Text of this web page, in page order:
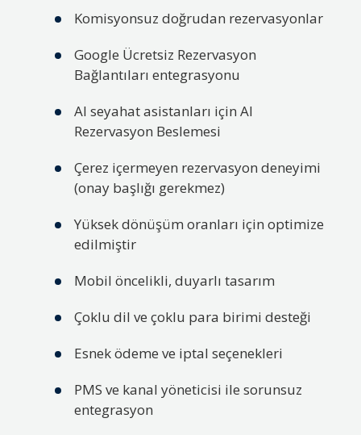
Komisyonsuz doğrudan rezervasyonlar
Google Ücretsiz Rezervasyon
Bağlantıları entegrasyonu
AI seyahat asistanları için AI
Rezervasyon Beslemesi
Çerez içermeyen rezervasyon deneyimi
(onay başlığı gerekmez)
Yüksek dönüşüm oranları için optimize
edilmiştir
Mobil öncelikli, duyarlı tasarım
Çoklu dil ve çoklu para birimi desteği
Esnek ödeme ve iptal seçenekleri
PMS ve kanal yöneticisi ile sorunsuz
entegrasyon